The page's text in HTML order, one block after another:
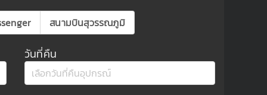
สนามบินสุวรรณภูมิ
วันที่คืน